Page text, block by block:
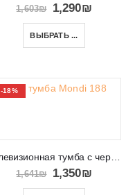
1,603₪ 1,290₪
ВЫБРАТЬ ...
-18%
Телевизионная тумба с черными ножками Mondi 188
1,641₪ 1,350₪